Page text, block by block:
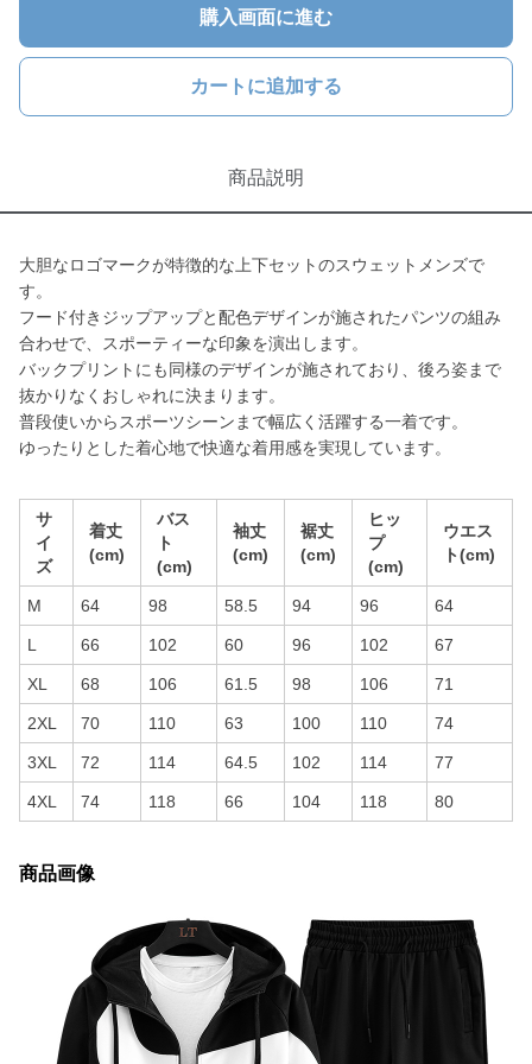
購入画面に進む
カートに追加する
商品説明
大胆なロゴマークが特徴的な上下セットのスウェットメンズで
す。
フード付きジップアップと配色デザインが施されたパンツの組み
合わせで、スポーティーな印象を演出します。
バックプリントにも同様のデザインが施されており、後ろ姿まで
抜かりなくおしゃれに決まります。
普段使いからスポーツシーンまで幅広く活躍する一着です。
ゆったりとした着心地で快適な着用感を実現しています。
サ
イ
ズ
着丈
(cm)
バス
ト
(cm)
袖丈
(cm)
裾丈
(cm)
ヒッ
プ
(cm)
ウエス
ト(cm)
M 64 98 58.5 94 96 64
L 66 102 60 96 102 67
XL 68 106 61.5 98 106 71
2XL 70 110 63 100 110 74
3XL 72 114 64.5 102 114 77
4XL 74 118 66 104 118 80
商品画像